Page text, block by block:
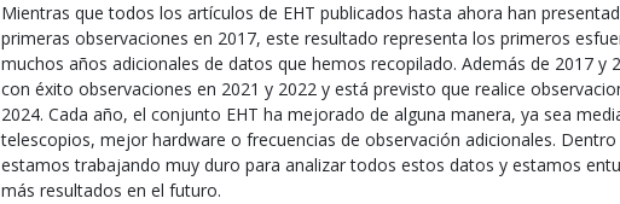
Mientras que todos los artículos de EHT publicados hasta ahora han
primeras observaciones en 2017, este resultado representa los primeros
muchos años adicionales de datos que hemos recopilado. Además de 2017 y
con éxito observaciones en 2021 y 2022 y está previsto que realice
2024. Cada año, el conjunto EHT ha mejorado de alguna manera, ya sea
telescopios, mejor hardware o frecuencias de observación adicionales.
estamos trabajando muy duro para analizar todos estos datos y estamos
más resultados en el futuro.